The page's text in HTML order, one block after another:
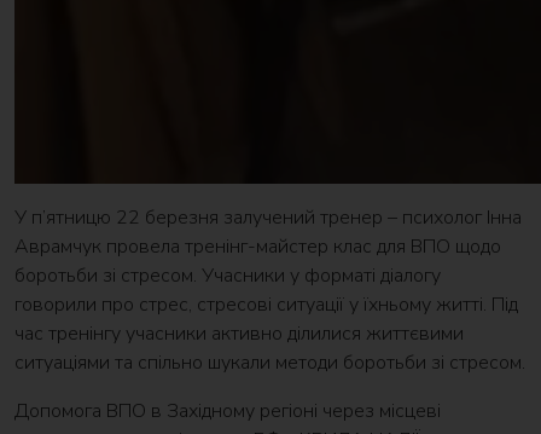
У п’ятницю 22 березня залучений тренер – психолог Інна
Аврамчук провела тренінг-майстер клас для ВПО щодо
боротьби зі стресом. Учасники у форматі діалогу
говорили про стрес, стресові ситуації у їхньому житті. Під
час тренінгу учасники активно ділилися життєвими
ситуаціями та спільно шукали методи боротьби зі стресом.
Допомога ВПО в Західному регіоні через місцеві